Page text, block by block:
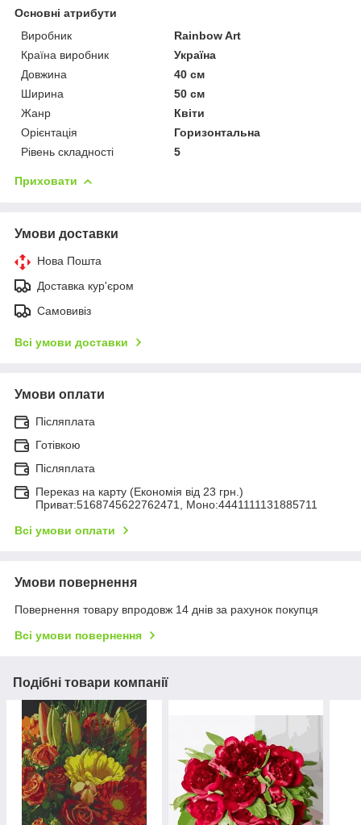
Основні атрибути
Виробник
Rainbow Art
Країна виробник
Україна
Довжина
40 см
Ширина
50 см
Жанр
Квіти
Орієнтація
Горизонтальна
Рівень складності
5
Приховати
Умови доставки
Нова Пошта
Доставка кур'єром
Самовивіз
Всі умови доставки
Умови оплати
Післяплата
Готівкою
Післяплата
Переказ на карту (Економія від 23 грн.)
Приват:5168745622762471, Моно:4441111131885711
Всі умови оплати
Умови повернення
Повернення товару впродовж 14 днів за рахунок покупця
Всі умови повернення
Подібні товари компанії